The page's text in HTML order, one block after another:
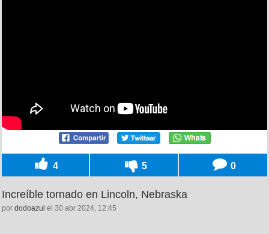
4 5 0
Increíble tornado en Lincoln, Nebraska
por dodoazul el 30 abr 2024, 12:45